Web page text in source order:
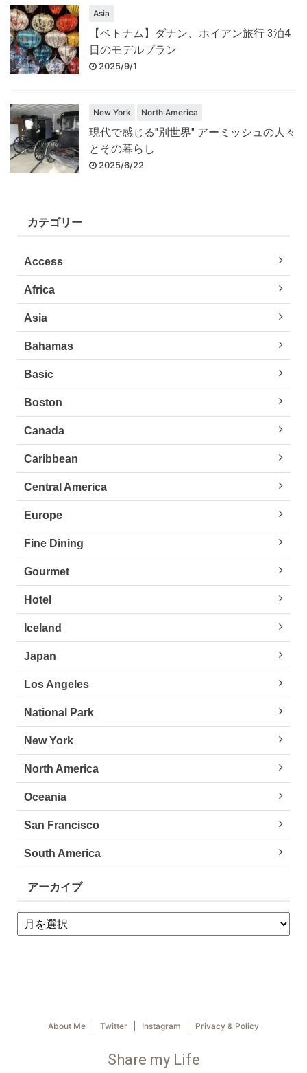
Asia
【ベトナム】ダナン、ホイアン旅行 3泊4
日のモデルプラン
2025/9/1
New York North America
現代で感じる"別世界" アーミッシュの人々
とその暮らし
2025/6/22
カテゴリー
Access
Africa
Asia
Bahamas
Basic
Boston
Canada
Caribbean
Central America
Europe
Fine Dining
Gourmet
Hotel
Iceland
Japan
Los Angeles
National Park
New York
North America
Oceania
San Francisco
South America
アーカイブ
About Me Twitter Instagram Privacy & Policy
Share my Life